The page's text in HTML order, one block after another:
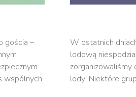
gościa –
wspólnych
W ostatnich
lodową
zorganizowaliśmy
lody! Niektóre